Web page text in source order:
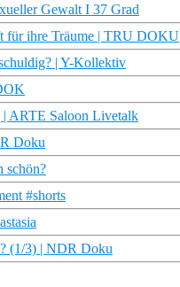
Gewalt I 37 Grad
für ihre Träume | TRU DOKU
| Y-Kollektiv
ARTE Saloon Livetalk
Doku
schön?
#shorts
(1/3) | NDR Doku